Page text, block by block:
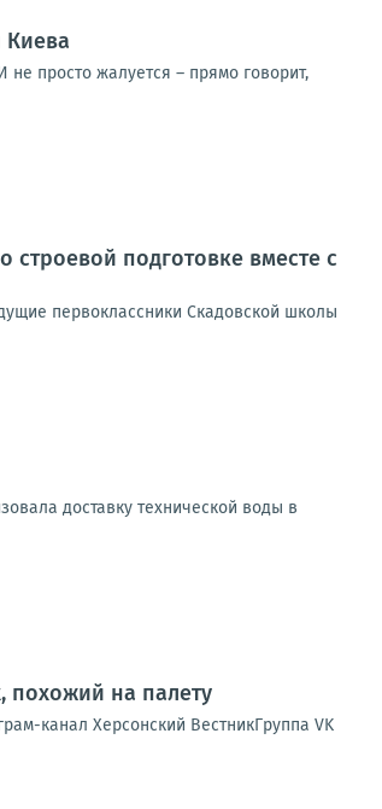
Киева
просто жалуется – прямо говорит,
подготовке вместе с
первоклассники Скадовской школы
доставку технической воды в
похожий на палету
канал Херсонский ВестникГруппа VK